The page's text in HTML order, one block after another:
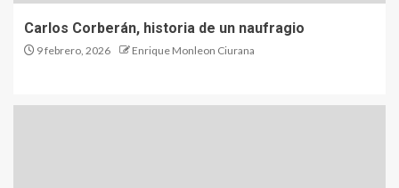
Carlos Corberán, historia de un naufragio
9 febrero, 2026 Enrique Monleon Ciurana